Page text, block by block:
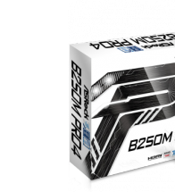
Консумативи